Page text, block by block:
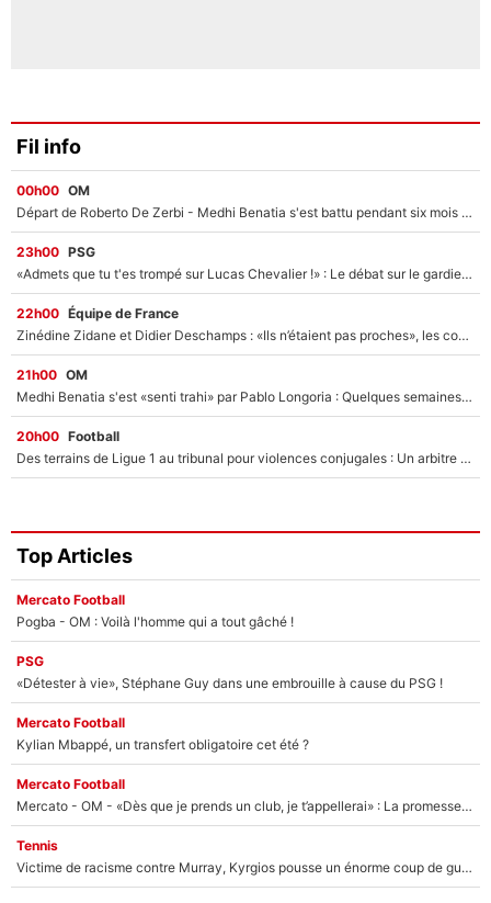
Fil info
00h00 OM
Départ de Roberto De Zerbi - Medhi Benatia s'est battu pendant six mois pour le retenir à l'OM, le PSG a été le naufrage de trop : «Je pars avec toi»
23h00 PSG
«Admets que tu t'es trompé sur Lucas Chevalier !» : Le débat sur le gardien du PSG vire au clash à l'After Foot
22h00 Équipe de France
Zinédine Zidane et Didier Deschamps : «Ils n’étaient pas proches», les confidences d’un membre de l’équipe de France 1998 sur leur relation spéciale
21h00 OM
Medhi Benatia s'est «senti trahi» par Pablo Longoria : Quelques semaines après son départ, l'ancien directeur de football de l'OM règle ses comptes
20h00 Football
Des terrains de Ligue 1 au tribunal pour violences conjugales : Un arbitre français encourt une peine de 18 mois de prison !
Top Articles
Mercato Football
Pogba - OM : Voilà l'homme qui a tout gâché !
PSG
«Détester à vie», Stéphane Guy dans une embrouille à cause du PSG !
Mercato Football
Kylian Mbappé, un transfert obligatoire cet été ?
Mercato Football
Mercato - OM - «Dès que je prends un club, je t’appellerai» : La promesse de Marcelino au moment de claquer la porte
Tennis
Victime de racisme contre Murray, Kyrgios pousse un énorme coup de gueule !